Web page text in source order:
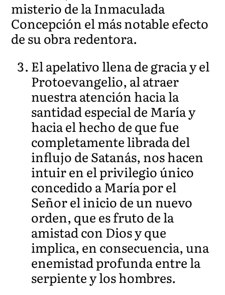
misterio de la Inmaculada
Concepción el más notable efecto
de su obra redentora.
El apelativo llena de gracia y el
Protoevangelio, al atraer
nuestra atención hacia la
santidad especial de María y
hacia el hecho de que fue
completamente librada del
influjo de Satanás, nos hacen
intuir en el privilegio único
concedido a María por el
Señor el inicio de un nuevo
orden, que es fruto de la
amistad con Dios y que
implica, en consecuencia, una
enemistad profunda entre la
serpiente y los hombres.